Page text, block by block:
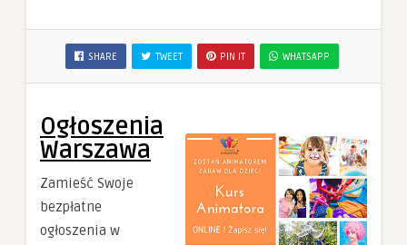
SHARE TWEET PIN IT WHATSAPP
Ogłoszenia
Warszawa
Zamieść Swoje
bezpłatne
ogłoszenia w